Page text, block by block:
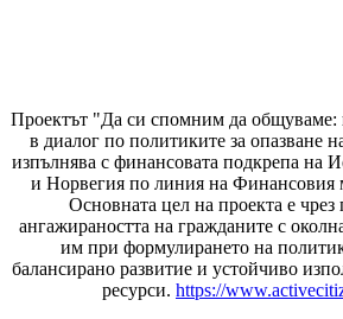
Проектът "Да си спомним да общуваме:
в диалог по политиките за опазване
изпълнява с финансовата подкрепа на
и Норвегия по линия на
Основната цел на проекта е
ангажираността на гражданите с
им при формулирането на
балансирано развитие и устойчиво
ресурси. https://